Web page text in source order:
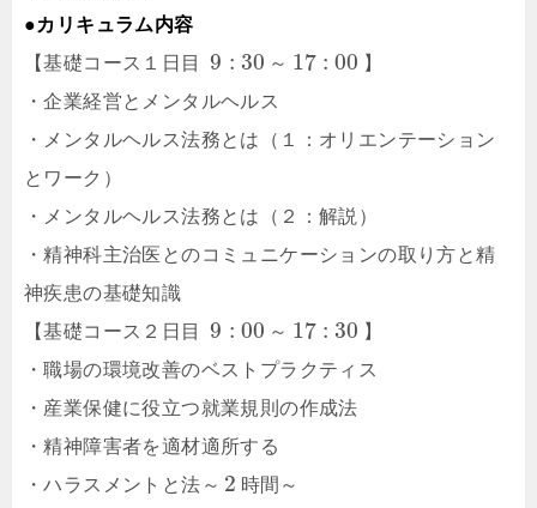
●カリキュラム内容
【基礎コース１日目
9 : 30 ～ 17 : 00 】
・企業経営とメンタルヘルス
・メンタルヘルス法務とは（１：オリエンテーション
とワーク）
・メンタルヘルス法務とは（２：解説）
・精神科主治医とのコミュニケーションの取り方と精
神疾患の基礎知識
【基礎コース２日目
9 : 00 ～ 17 : 30 】
・職場の環境改善のベストプラクティス
・産業保健に役立つ就業規則の作成法
・精神障害者を適材適所する
・ハラスメントと法～ 2 時間 ～